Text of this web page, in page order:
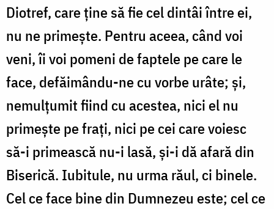
Diotref, care ține să fie cel dintâi între ei,
nu ne primește. Pentru aceea, când voi
veni, îi voi pomeni de faptele pe care le
face, defăimându-ne cu vorbe urâte; și,
nemulțumit fiind cu acestea, nici el nu
primește pe frați, nici pe cei care voiesc
să-i primească nu-i lasă, și-i dă afară din
Biserică. Iubitule, nu urma răul, ci binele.
Cel ce face bine din Dumnezeu este; cel ce